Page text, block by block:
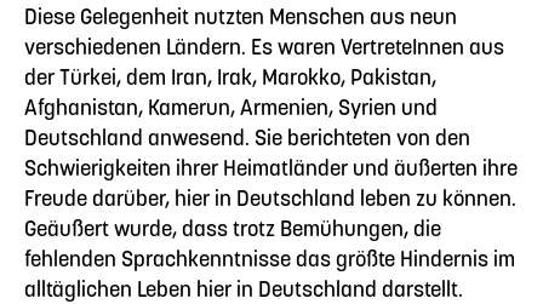
Diese Gelegenheit nutzten Menschen aus neun
verschiedenen Ländern. Es waren VertreteInnen aus
der Türkei, dem Iran, Irak, Marokko, Pakistan,
Afghanistan, Kamerun, Armenien, Syrien und
Deutschland anwesend. Sie berichteten von den
Schwierigkeiten ihrer Heimatländer und äußerten ihre
Freude darüber, hier in Deutschland leben zu können.
Geäußert wurde, dass trotz Bemühungen, die
fehlenden Sprachkenntnisse das größte Hindernis im
alltäglichen Leben hier in Deutschland darstellt.